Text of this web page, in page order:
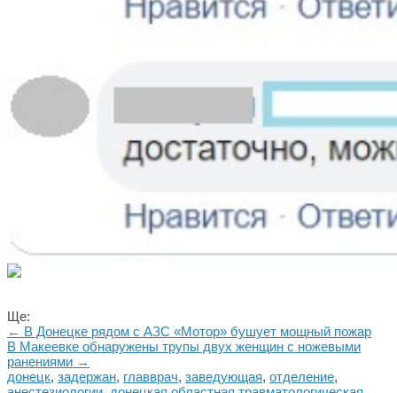
Ще:
← В Донецке рядом с АЗС «Мотор» бушует мощный пожар
В Макеевке обнаружены трупы двух женщин с ножевыми
ранениями →
донецк, задержан, главврач, заведующая, отделение,